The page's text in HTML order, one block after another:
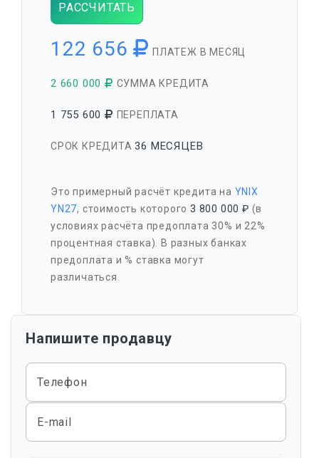
РАССЧИТАТЬ
122 656 ПЛАТЕЖ В МЕСЯЦ
2 660 000 СУММА КРЕДИТА
1 755 600 ПЕРЕПЛАТА
СРОК КРЕДИТА36 МЕСЯЦЕВ
Это примерный расчёт кредита на YNIX
YN27, стоимость которого3 800 000 ₽ (в
условиях расчёта предоплата 30% и 22%
процентная ставка). В разных банках
предоплата и % ставка могут
различаться.
Напишите продавцу
Телефон
E-mail